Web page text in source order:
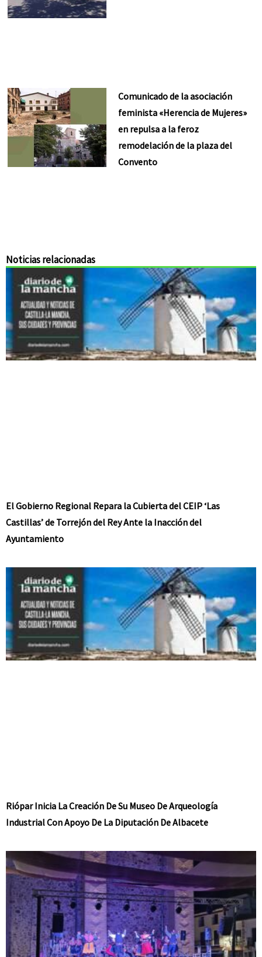
Comunicado de la asociación
feminista «Herencia de Mujeres»
en repulsa a la feroz
remodelación de la plaza del
Convento
Noticias relacionadas
El Gobierno Regional Repara la Cubierta del CEIP ‘Las
Castillas’ de Torrejón del Rey Ante la Inacción del
Ayuntamiento
Riópar Inicia La Creación De Su Museo De Arqueología
Industrial Con Apoyo De La Diputación De Albacete